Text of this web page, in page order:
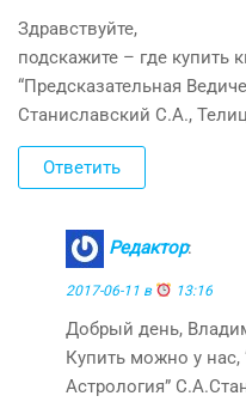
Здравствуйте,
подскажите – где купить
“Предсказательная
Станиславский С.А.,
Ответить
Редактор:
2017-06-11 в 13:16
Добрый день,
Купить можно у нас,
Астрология”